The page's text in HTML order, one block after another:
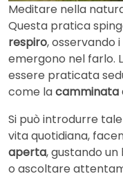
Meditare nella
Questa pratica
respiro, osservando
emergono nel farlo.
essere praticata
come lacamminata
Si può introdurre
vita quotidiana,
aperta, gustando
o ascoltare